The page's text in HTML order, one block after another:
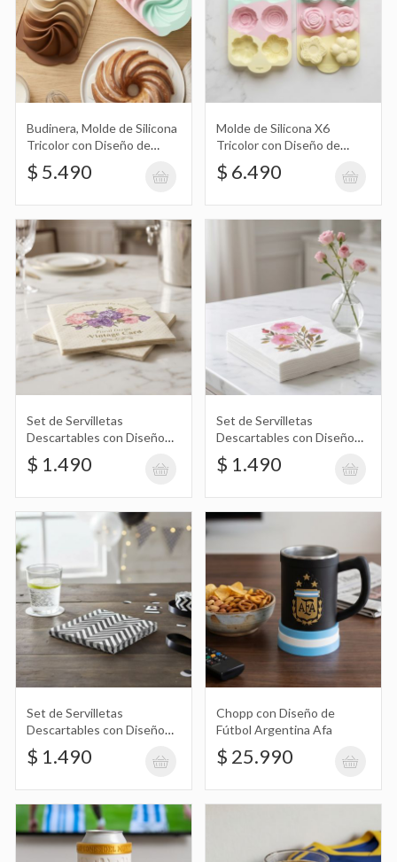
Set de Servilletas Descartables con
Diseño Vintage Floral, Flores X20
$ 1.490
Diseño de Flores, Rosas con Hojas X20
$ 1.490
Set de Servilletas Descartables con
Diseño Zig Zag X20
$ 1.490
Afa
$ 25.990
Porta Lata con Diseño de Fútbol
Argentina Afa
$ 18.490
Taza de Vidrio Bombe Alta Estampada
con Diseño de Boca Juniors
$ 5.190
Budinera, Molde de Silicona
Tricolor con Diseño de
Remolinos
$ 5.490
Molde de Silicona X6
Tricolor con Diseño de
Flores
$ 6.490
Set de Servilletas
Descartables con Diseño
Vintage Floral, Flores X20
$ 1.490
Set de Servilletas
Descartables con Diseño
de Flores, Rosas con Hojas
X20
$ 1.490
Set de Servilletas
Descartables con Diseño
Zig Zag X20
$ 1.490
Chopp con Diseño de
Fútbol Argentina Afa
$ 25.990